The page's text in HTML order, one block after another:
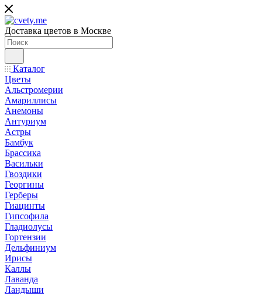
Доставка цветов в Москве
Каталог
Цветы
Альстромерии
Амариллисы
Анемоны
Антуриум
Астры
Бамбук
Брассика
Васильки
Гвоздики
Георгины
Герберы
Гиацинты
Гипсофила
Гладиолусы
Гортензии
Дельфиниум
Ирисы
Каллы
Лаванда
Ландыши